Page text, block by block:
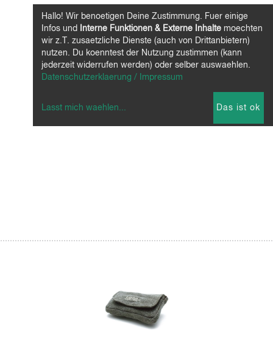
Hallo! Wir benoetigen Deine Zustimmung. Fuer einige
Infos und
Interne Funktionen & Externe Inhalte moechten
wir z.T. zusaetzliche Dienste (auch von Drittanbietern)
nutzen. Du koenntest der Nutzung zustimmen (kann
jederzeit widerrufen werden) oder selber auswaehlen.
Datenschutzerklaerung / Impressum
Lasst mich waehlen Das ist ok